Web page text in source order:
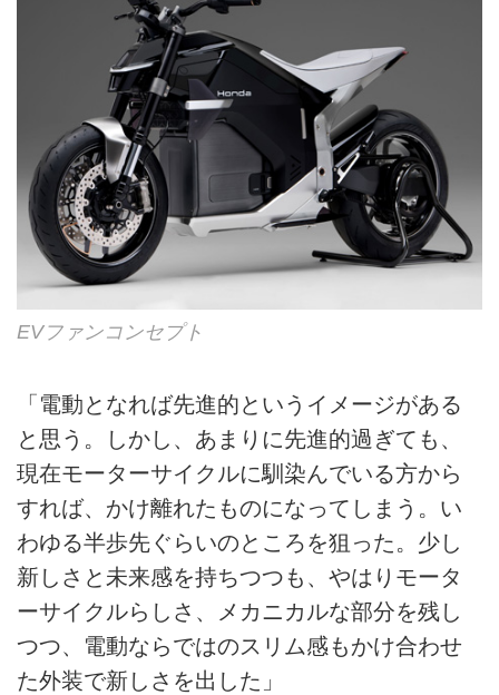
EVファンコンセプト
「電動となれば先進的というイメージがある
と思う。しかし、あまりに先進的過ぎても、
現在モーターサイクルに馴染んでいる方から
すれば、かけ離れたものになってしまう。い
わゆる半歩先ぐらいのところを狙った。少し
新しさと未来感を持ちつつも、やはりモータ
ーサイクルらしさ、メカニカルな部分を残し
つつ、電動ならではのスリム感もかけ合わせ
た外装で新しさを出した」